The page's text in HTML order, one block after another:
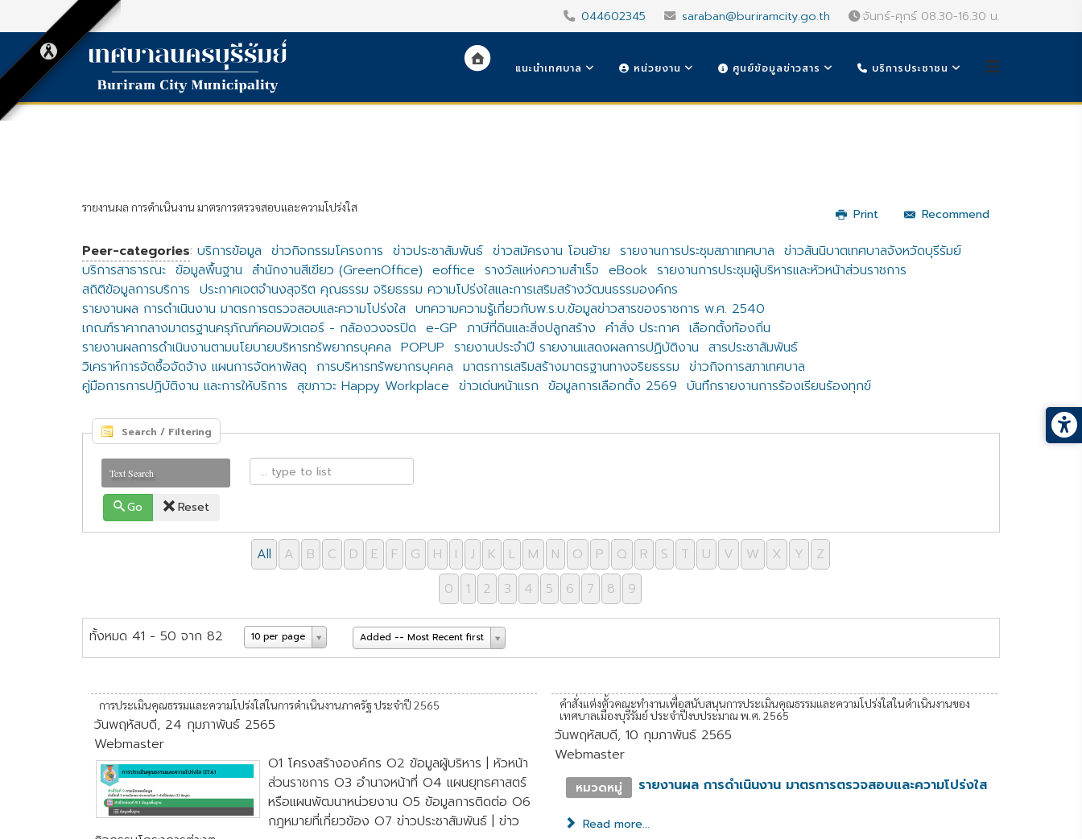
044602345 saraban@buriramcity.go.th จันทร์-ศุกร์ 08.30-16.30 น.
แนะนำเทศบาล หน่วยงาน ศูนย์ข้อมูลข่าวสาร บริการประชาชน
Print Recommend
รายงานผล การดำเนินงาน มาตรการตรวจสอบและความโปร่งใส
Peer-categories: บริการข้อมูล ข่าวกิจกรรมโครงการ ข่าวประชาสัมพันธ์ ข่าวสมัครงาน โอนย้าย รายงานการประชุมสภาเทศบาล ข่าวสันนิบาตเทศบาลจังหวัดบุรีรัมย์
บริการสาธารณะ ข้อมูลพื้นฐาน สำนักงานสีเขียว (GreenOffice) eoffice รางวัลแห่งความสำเร็จ eBook รายงานการประชุมผู้บริหารและหัวหน้าส่วนราชการ
สถิติข้อมูลการบริการ ประกาศเจตจำนงสุจริต คุณธรรม จริยธรรม ความโปร่งใสและการเสริมสร้างวัฒนธรรมองค์กร
รายงานผล การดำเนินงาน มาตรการตรวจสอบและความโปร่งใส บทความความรู้เกี่ยวกับพ.ร.บ.ข้อมูลข่าวสารของราชการ พ.ศ. 2540
เกณฑ์ราคากลางมาตรฐานครุภัณฑ์คอมพิวเตอร์ - กล้องวงจรปิด e-GP ภาษีที่ดินและสิ่งปลูกสร้าง คำสั่ง ประกาศ เลือกตั้งท้องถิ่น
รายงานผลการดำเนินงานตามนโยบายบริหารทรัพยากรบุคคล POPUP รายงานประจำปี รายงานแสดงผลการปฏิบัติงาน สารประชาสัมพันธ์
วิเคราห์การจัดซื้อจัดจ้าง แผนการจัดหาพัสดุ การบริหารทรัพยากรบุคคล มาตรการเสริมสร้างมาตรฐานทางจริยธรรม ข่าวกิจการสภาเทศบาล
คู่มือการการปฏิบัติงาน และการให้บริการ สุขภาวะ Happy Workplace ข่าวเด่นหน้าแรก ข้อมูลการเลือกตั้ง 2569 บันทึกรายงานการร้องเรียนร้องทุกข์
Search / Filtering
Text Search
Go Reset
All A B C D E F G H I J K L M N O P Q R S T U V W X Y
Z
0
1 2 3 4 5 6 7 8 9
ทั้งหมด 41 - 50 จาก 82 10 per page Added -- Most Recent first
การประเมินคุณธรรมและความโปร่งใสในการดำเนินงานภาครัฐ ประจำปี 2565
วันพฤหัสบดี, 24 กุมภาพันธ์ 2565
Webmaster
O1 โครงสร้างองค์กร O2 ข้อมูลผู้บริหาร | หัวหน้า
ส่วนราชการ O3 อำนาจหน้าที่ O4 แผนยุทธศาสตร์
หรือแผนพัฒนาหน่วยงาน O5 ข้อมูลการติดต่อ O6
กฎหมายที่เกี่ยวข้อง O7 ข่าวประชาสัมพันธ์ | ข่าว
คำสั่งแต่งตั้วคณะทำงานเพื่อสนับสนุนการประเมินคุณธรรมและความโปร่งใสในดำเนินงานของ
เทศบาลเมืองบุรีรัมย์ ประจำปีงบประมาณ พ.ศ. 2565
วันพฤหัสบดี, 10 กุมภาพันธ์ 2565
Webmaster
หมวดหมู่ รายงานผล การดำเนินงาน มาตรการตรวจสอบและความโปร่งใส
Read more...